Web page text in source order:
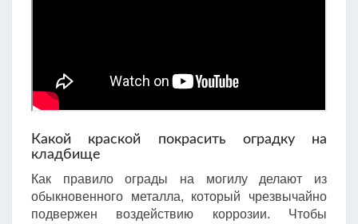
Какой краской покрасить оградку на
кладбище
Как правило ограды на могилу делают из
обыкновенного металла, который чрезвычайно
подвержен воздействию коррозии. Чтобы